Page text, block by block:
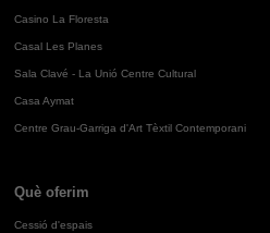
Casino La Floresta
Casal Les Planes
Sala Clavé - La Unió Centre Cultural
Casa Aymat
Centre Grau-Garriga d'Art Tèxtil Contemporani
Què oferim
Cessió d'espais